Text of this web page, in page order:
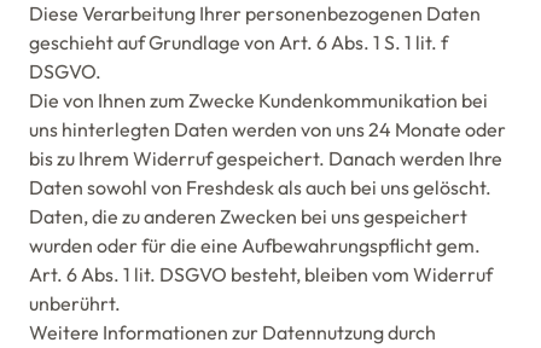
Diese Verarbeitung Ihrer personenbezogenen Daten
geschieht auf Grundlage von Art. 6 Abs. 1 S. 1 lit. f
DSGVO.
Die von Ihnen zum Zwecke Kundenkommunikation bei
uns hinterlegten Daten werden von uns 24 Monate oder
bis zu Ihrem Widerruf gespeichert. Danach werden Ihre
Daten sowohl von Freshdesk als auch bei uns gelöscht.
Daten, die zu anderen Zwecken bei uns gespeichert
wurden oder für die eine Aufbewahrungspflicht gem.
Art. 6 Abs. 1 lit. DSGVO besteht, bleiben vom Widerruf
unberührt.
Weitere Informationen zur Datennutzung durch